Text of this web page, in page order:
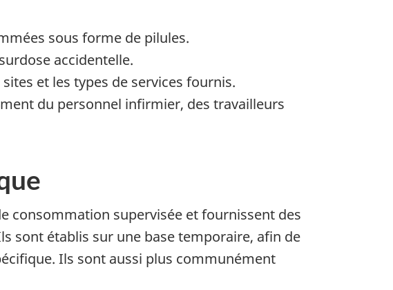
sous forme de pilules.
accidentelle.
et les types de services fournis.
du personnel infirmier, des travailleurs
consommation supervisée et fournissent des
sont établis sur une base temporaire, afin de
Ils sont aussi plus communément